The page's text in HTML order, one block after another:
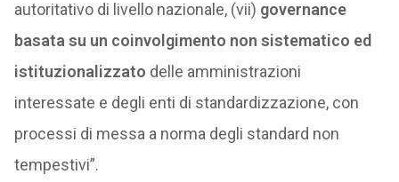
autoritativo di livello nazionale, (vii) governance
basata su un coinvolgimento non sistematico ed
istituzionalizzato delle amministrazioni
interessate e degli enti di standardizzazione, con
processi di messa a norma degli standard non
tempestivi”.